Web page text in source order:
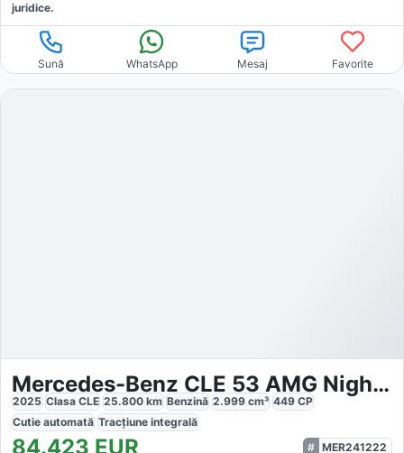
juridice.
Sună WhatsApp Mesaj Favorite
Mercedes-Benz CLE 53 AMG Night Carbon
2025 Clasa CLE 25.800 km Benzină 2.999 cm³ 449 CP
Cutie automată Tracțiune integrală
84.423 EUR MER241222